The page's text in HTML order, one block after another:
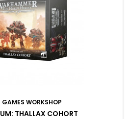
GAMES WORKSHOP
THALLAX COHORT